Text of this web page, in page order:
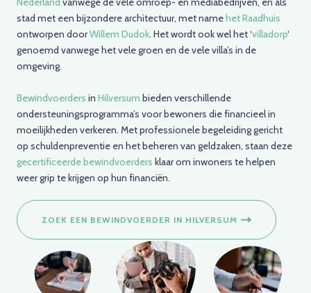
stad met een bijzondere architectuur, met namehet Raadhuis
ontworpen doorWillem Dudok. Het wordt ook wel het ‘villadorp‘
genoemd vanwege het vele groen en de vele villa’s in de
omgeving.
Bewindvoerders in Hilversum bieden verschillende
ondersteuningsprogramma’s voor bewoners die financieel in
moeilijkheden verkeren. Met professionele begeleiding gericht
op schuldenpreventie en het beheren van geldzaken, staan deze
gecertificeerde bewindvoerders klaar om inwoners te helpen
weer grip te krijgen op hun financiën.
ZOEK EEN BEWINDVOERDER IN HILVERSUM